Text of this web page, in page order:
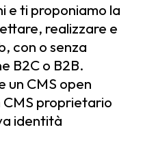
e ti proponiamo la
realizzare e
con o senza
B2C o B2B.
un CMS open
proprietario
identità